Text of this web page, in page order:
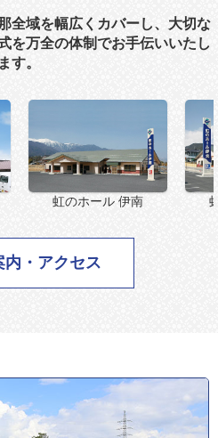
全域を幅広くカバーし、大切な
を万全の体制でお手伝いいたし
ます。
虹のホール 伊南
内・アクセス